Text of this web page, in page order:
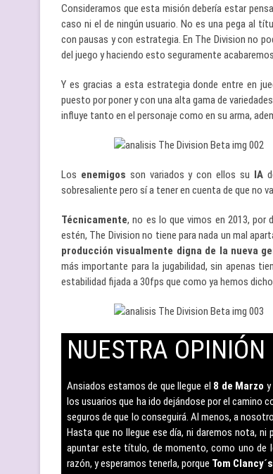
Consideramos que esta misión debería estar
caso ni el de ningún usuario. No es una pega al
con pausas y con estrategia. En The Division no
del juego y haciendo esto seguramente
Y es gracias a esta estrategia donde entre en
puesto por poner y con una alta gama de
influye tanto en el personaje como en su arma,
Los enemigos son variados y con ellos su IA
sobresaliente pero sí a tener en cuenta de que no
Técnicamente, no es lo que vimos en 2013, por
estén, The Division no tiene para nada un mal
producción visualmente digna de la nueva
más importante para la jugabilidad, sin apenas
estabilidad fijada a 30fps que como ya hemos
NUESTRA
Ansiados estamos de que llegue el 8 de Marzo
los usuarios que ha ido dejándose por el camino
seguros de que lo conseguirá. Al menos, a
Hasta que no llegue ese día, ni daremos nota, ni
apuntar este título, de momento, como uno de
razón, y esperamos tenerla, porque Tom